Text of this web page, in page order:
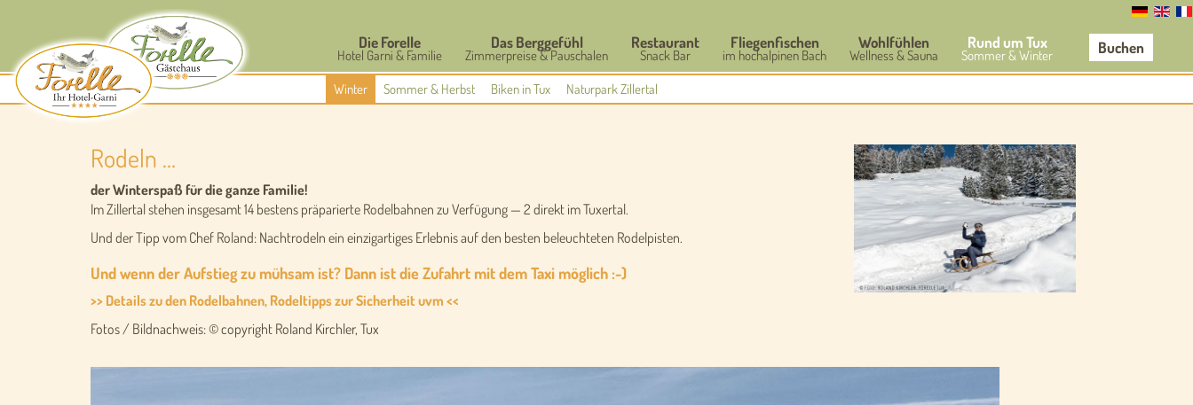
Die Forelle
Hotel Garni & Familie
Das Berggefühl
Zimmerpreise & Pauschalen
Restaurant
Snack Bar
Fliegenfischen
im hochalpinen Bach
Wohlfühlen
Wellness & Sauna
Rund um Tux
Sommer & Winter Buchen
Winter Sommer & Herbst Biken in Tux Naturpark Zillertal
Rodeln …
der Winterspaß für die ganze Familie!
Im Zillertal stehen insgesamt 14 bestens präparierte Rodelbahnen zu Verfügung — 2 direkt im Tuxertal.
Und der Tipp vom Chef Roland: Nachtrodeln ein einzigartiges Erlebnis auf den besten beleuchteten Rodelpisten.
Und wenn der Aufstieg zu mühsam ist? Dann ist die Zufahrt mit dem Taxi möglich :-)
>> Details zu den Rodelbahnen, Rodeltipps zur Sicherheit uvm <<
Fotos / Bildnachweis: © copyright Roland Kirchler, Tux